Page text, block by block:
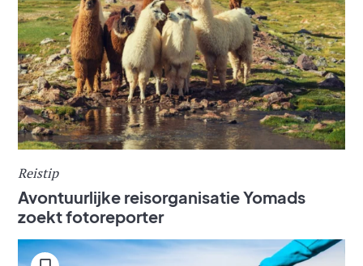
Reistip
Avontuurlijke reisorganisatie Yomads
zoekt fotoreporter